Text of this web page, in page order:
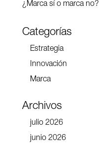
¿Marca sí o marca no?
Categorías
Estrategia
Innovación
Marca
Archivos
julio 2026
junio 2026